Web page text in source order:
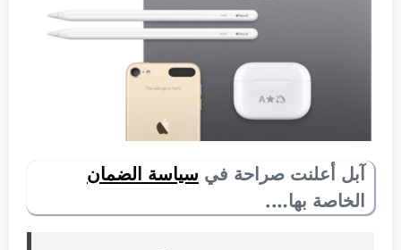
آبل أعلنت صراحة في سياسة الضمان
الخاصة بها….